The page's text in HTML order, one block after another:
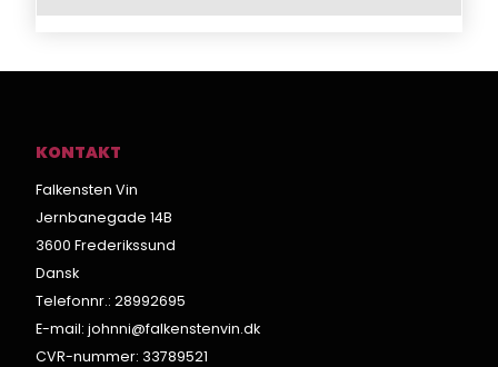
KONTAKT
Falkensten Vin
Jernbanegade 14B
3600 Frederikssund
Dansk
Telefonnr.: 28992695
E-mail: johnni@falkenstenvin.dk
CVR-nummer: 33789521